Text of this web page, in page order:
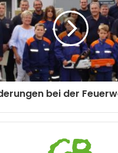
bei der